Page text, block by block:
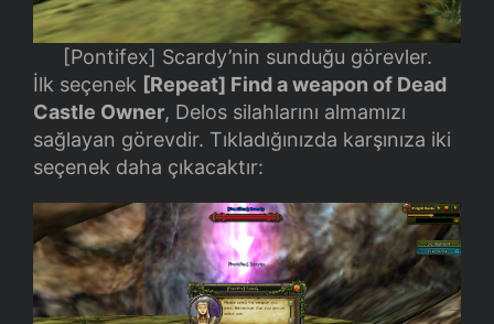
[Pontifex] Scardy’nin sunduğu görevler.
İlk seçenek [Repeat] Find a weapon of Dead
Castle Owner, Delos silahlarını almamızı
sağlayan görevdir. Tıkladığınızda karşınıza iki
seçenek daha çıkacaktır: